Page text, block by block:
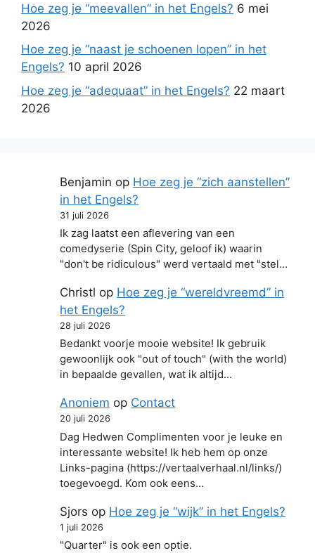
Hoe zeg je “meevallen” in het Engels? 6 mei
2026
Hoe zeg je “naast je schoenen lopen” in het
Engels? 10 april 2026
Hoe zeg je “adequaat” in het Engels? 22 maart
2026
Benjamin op Hoe zeg je “zich aanstellen”
in het Engels?
31 juli 2026
Ik zag laatst een aflevering van een
comedyserie (Spin City, geloof ik) waarin
"don't be ridiculous" werd vertaald met "stel…
Christl op Hoe zeg je “wereldvreemd” in
het Engels?
28 juli 2026
Bedankt voorje mooie website! Ik gebruik
gewoonlijk ook "out of touch" (with the world)
in bepaalde gevallen, wat ik altijd…
Anoniem op Contact
20 juli 2026
Dag Hedwen Complimenten voor je leuke en
interessante website! Ik heb hem op onze
Links-pagina (https://vertaalverhaal.nl/links/)
toegevoegd. Kom ook eens…
Sjors op Hoe zeg je “wijk” in het Engels?
1 juli 2026
"Quarter" is ook een optie.